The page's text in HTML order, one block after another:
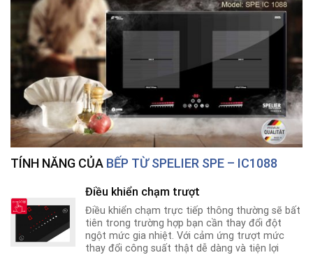
TÍNH NĂNG CỦA BẾP TỪ SPELIER SPE – IC1088
Điều khiển chạm trượt
Điều khiển chạm trực tiếp thông thường sẽ bất
tiên trong trường hợp bạn cần thay đổi đột
ngột mức gia nhiệt. Với cảm ứng trượt mức
thay đổi công suất thật dễ dàng và tiện lợi